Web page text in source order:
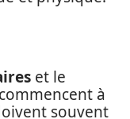
et le
à
souvent